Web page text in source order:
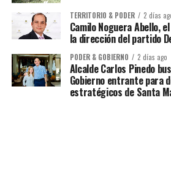
TERRITORIO & PODER 2 días
Camilo Noguera Abello,
la dirección del partido
PODER & GOBIERNO 2 días ago
Alcalde Carlos Pinedo
Gobierno entrante para
estratégicos de Santa